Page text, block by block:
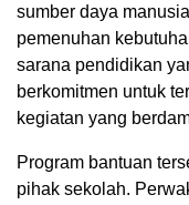
sumber daya
pemenuhan
sarana pendidikan
berkomitmen untuk
kegiatan yang
Program bantuan
pihak sekolah.